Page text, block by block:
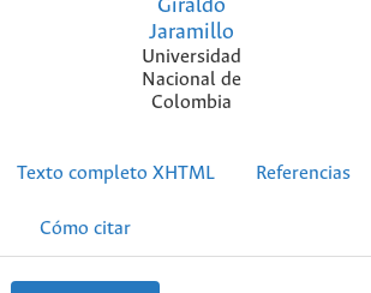
Giraldo
Jaramillo
Universidad
Nacional de
Colombia
Texto completo XHTML Referencias
Cómo citar